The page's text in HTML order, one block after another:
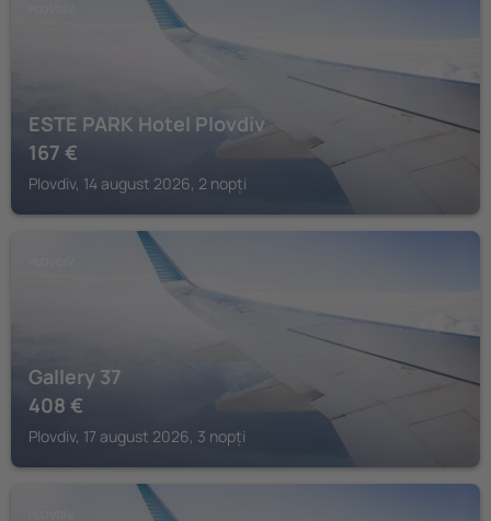
ESTE PARK Hotel Plovdiv
167 €
Plovdiv, 14 august 2026, 2 nopți
Gallery 37
408 €
Plovdiv, 17 august 2026, 3 nopți